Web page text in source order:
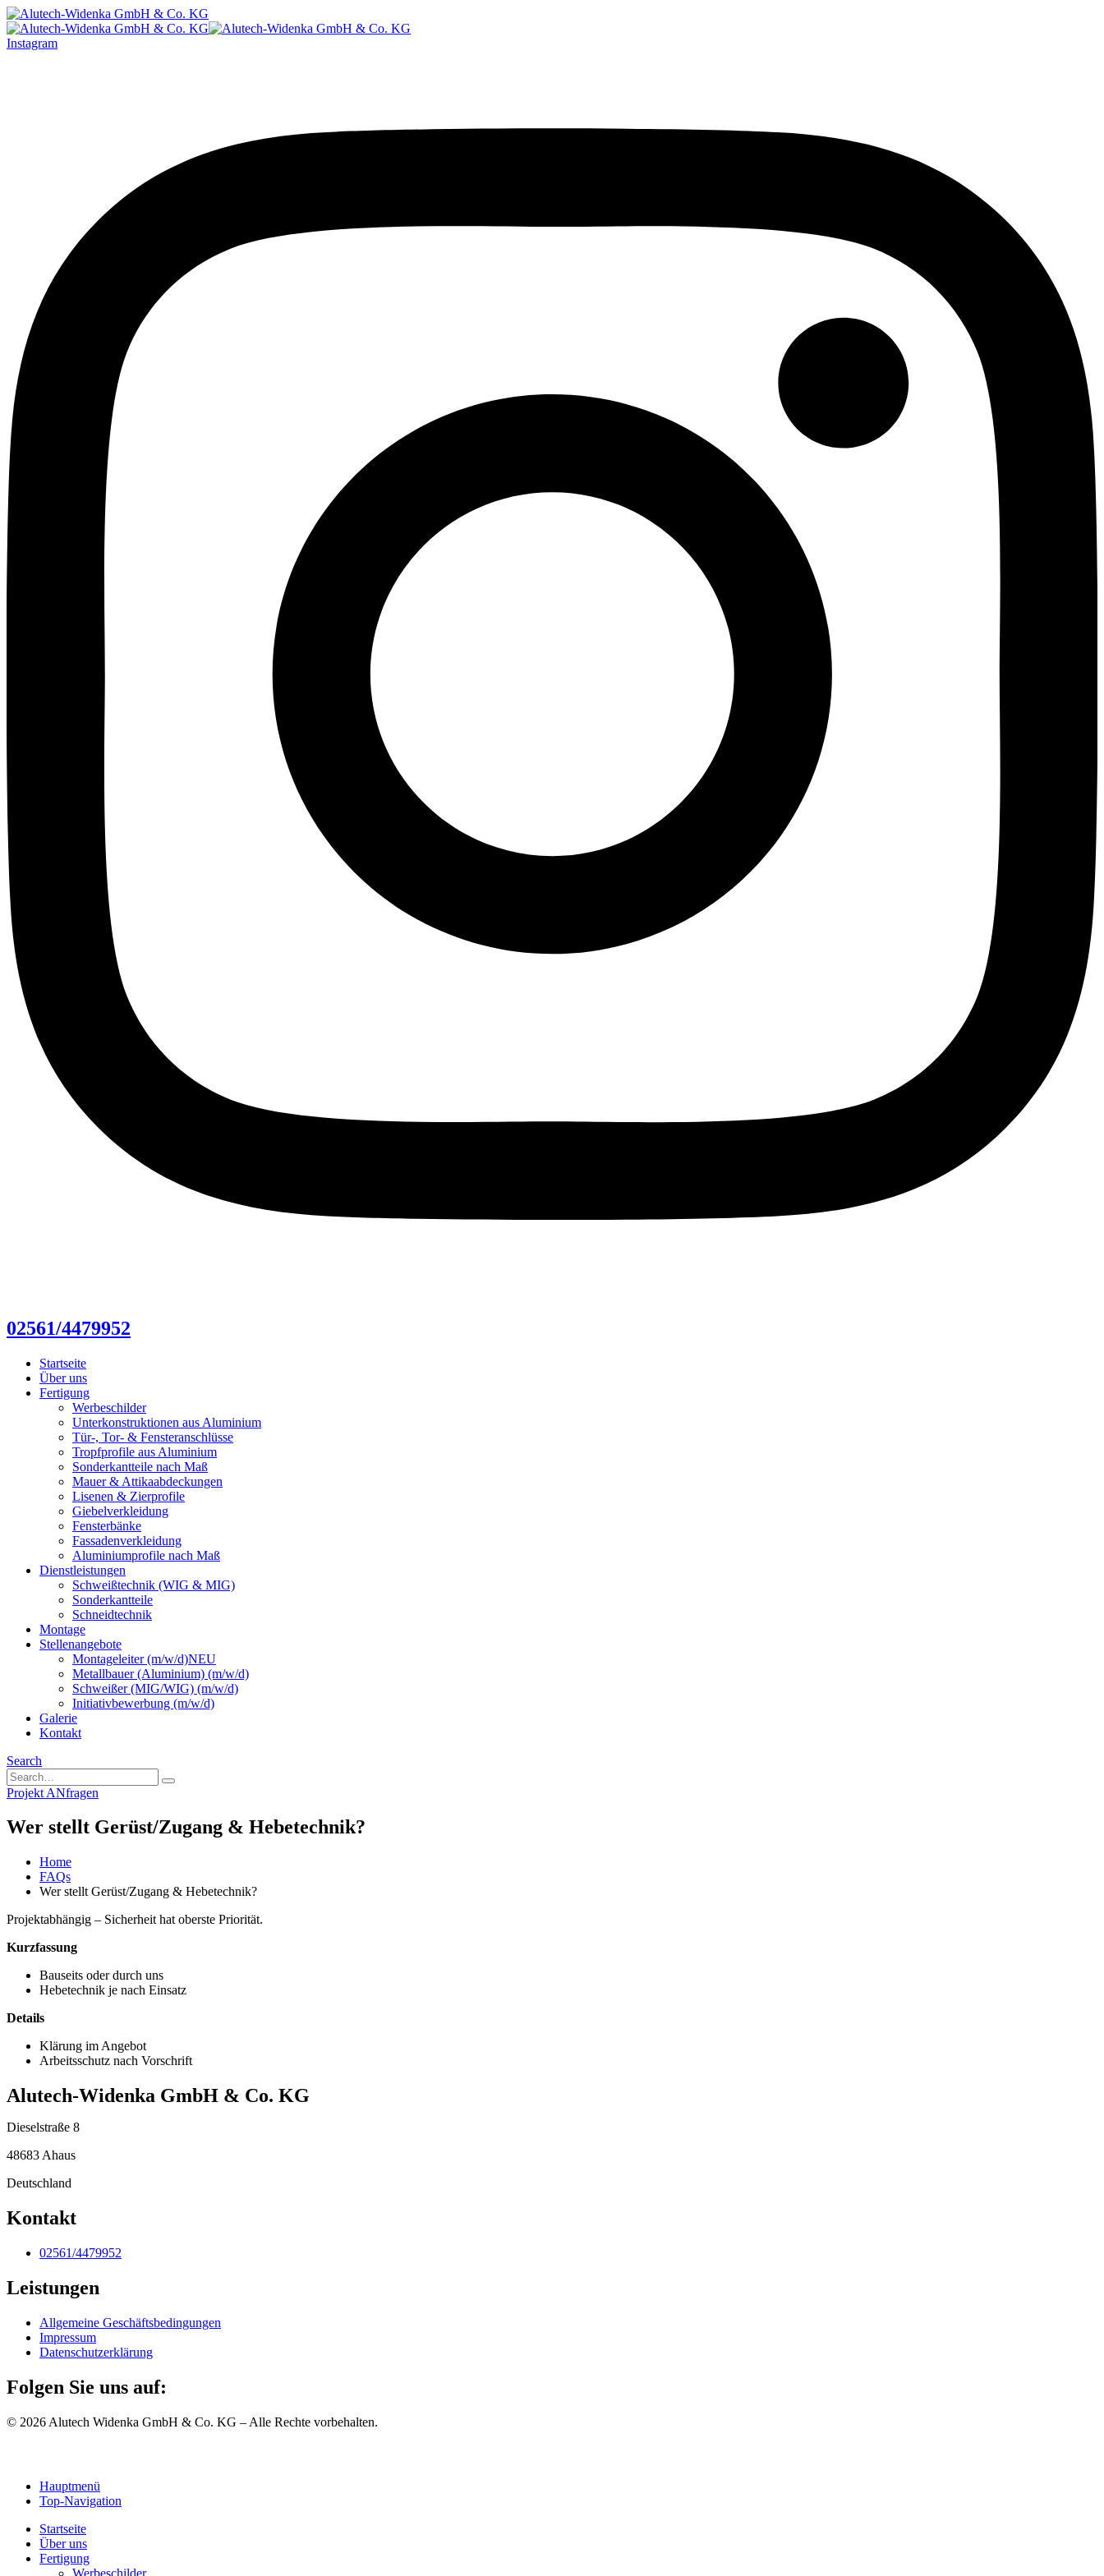
Instagram
02561/4479952
Startseite
Über uns
Fertigung
Werbeschilder
Unterkonstruktionen aus Aluminium
Tür-, Tor- & Fensteranschlüsse
Tropfprofile aus Aluminium
Sonderkantteile nach Maß
Mauer & Attikaabdeckungen
Lisenen & Zierprofile
Giebelverkleidung
Fensterbänke
Fassadenverkleidung
Aluminiumprofile nach Maß
Dienstleistungen
Schweißtechnik (WIG & MIG)
Sonderkantteile
Schneidtechnik
Montage
Stellenangebote
Montageleiter (m/w/d)NEU
Metallbauer (Aluminium) (m/w/d)
Schweißer (MIG/WIG) (m/w/d)
Initiativbewerbung (m/w/d)
Galerie
Kontakt
Search
Projekt ANfragen
Wer stellt Gerüst/Zugang & Hebetechnik?
Home
FAQs
Wer stellt Gerüst/Zugang & Hebetechnik?
Projektabhängig – Sicherheit hat oberste Priorität.
Kurzfassung
Bauseits oder durch uns
Hebetechnik je nach Einsatz
Details
Klärung im Angebot
Arbeitsschutz nach Vorschrift
Alutech-Widenka GmbH & Co. KG
Dieselstraße 8
48683 Ahaus
Deutschland
Kontakt
02561/4479952
Leistungen
Allgemeine Geschäftsbedingungen
Impressum
Datenschutzerklärung
Folgen Sie uns auf:
© 2026 Alutech Widenka GmbH & Co. KG – Alle Rechte vorbehalten.
Hauptmenü
Top-Navigation
Startseite
Über uns
Fertigung
Werbeschilder